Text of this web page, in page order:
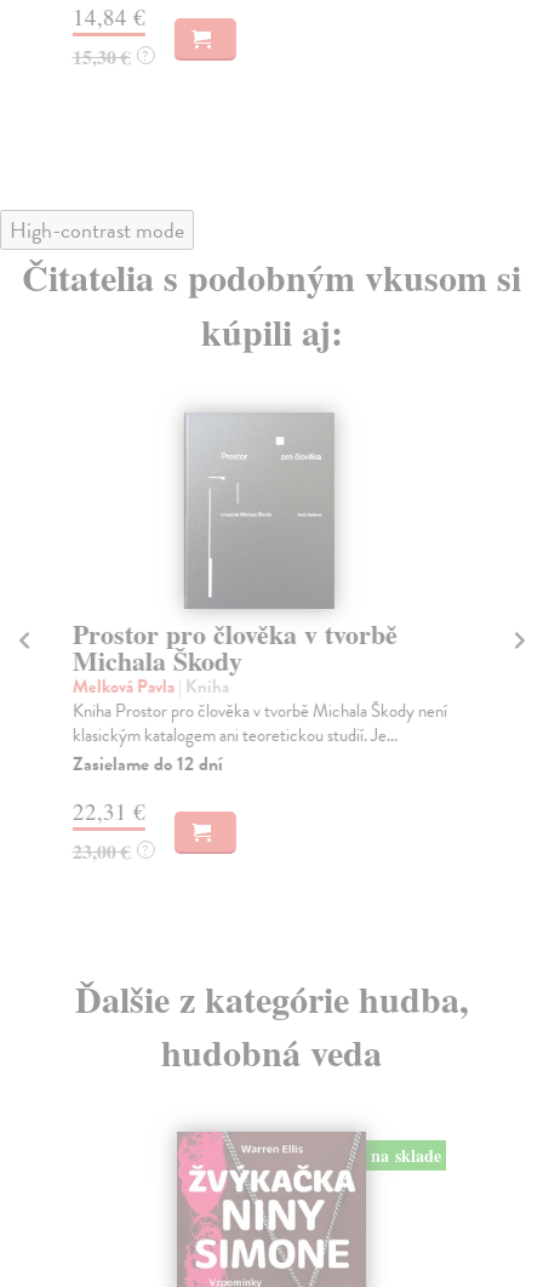
14,84 €
15,30 € ?
High-contrast mode
Čitatelia s podobným vkusom si
kúpili aj:
Prostor pro člověka v tvorbě
Michala Škody
Melková Pavla| Kniha
Kniha Prostor pro člověka v tvorbě Michala Škody není
klasickým katalogem ani teoretickou studií. Je...
Zasielame do 12 dní
22,31 €
23,00 € ?
Ďalšie z kategórie hudba,
hudobná veda
na sklade